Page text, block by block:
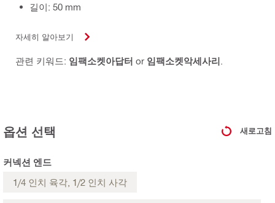
길이: 50 mm
자세히 알아보기
관련 키워드: 임팩소켓아답터 or 임팩소켓악세사리
옵션 선택 새로고침
커넥션 엔드
1/4 인치 육각, 1/2 인치 사각